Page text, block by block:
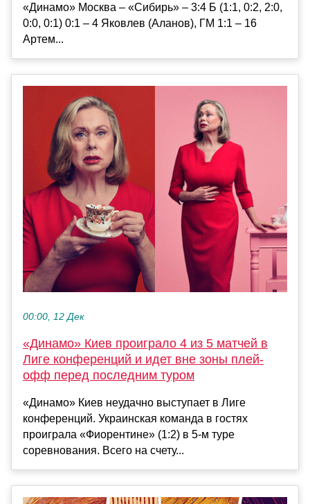
«Динамо» Москва – «Сибирь» – 3:4 Б (1:1, 0:2, 2:0,
0:0, 0:1) 0:1 – 4 Яковлев (Аланов), ГМ 1:1 – 16
Артем...
00:00, 12 Дек
«Динамо» Киев проиграло 4 из 5 матчей в
Лиге конференций и идет вне зоны плей-
офф перед последним туром
«Динамо» Киев неудачно выступает в Лиге
конференций. Украинская команда в гостях
проиграла «Фиорентине» (1:2) в 5-м туре
соревнования. Всего на счету...